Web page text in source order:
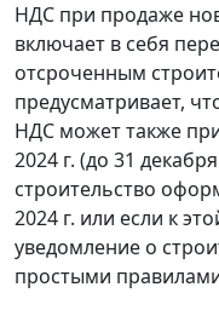
НДС при продаже
включает в себя
отсроченным
предусматривает,
НДС может также
2024 г. (до 31
строительство
2024 г. или если к
уведомление о
простыми